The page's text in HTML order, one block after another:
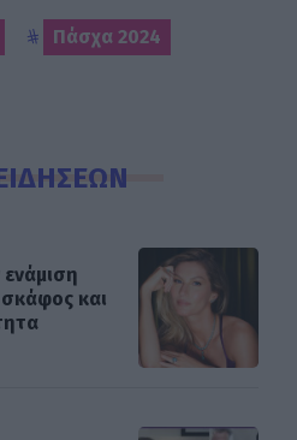
Πάσχα 2024
ενάμιση
και